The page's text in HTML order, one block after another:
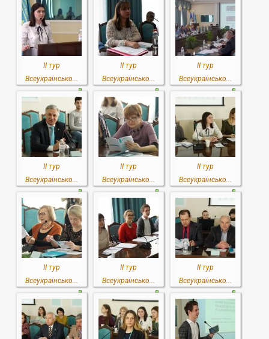
ІІ тур
Всеукраїнсько...
ІІ тур
Всеукраїнсько...
ІІ тур
Всеукраїнсько...
ІІ тур
Всеукраїнсько...
ІІ тур
Всеукраїнсько...
ІІ тур
Всеукраїнсько...
ІІ тур
Всеукраїнсько...
ІІ тур
Всеукраїнсько...
ІІ тур
Всеукраїнсько...